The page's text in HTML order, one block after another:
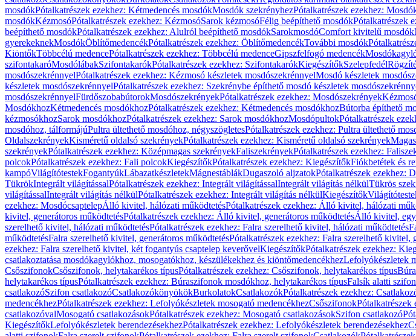
mosdókPótalkatrészek ezekhez: Kétmedencés mosdókMosdók szekrényhezPótalkatrészek ezekhez:
mosdókKézmosóPótalkatrészek ezekhez: KézmosóSarok kézmosóFélig beépíthető mosdókPótalkatrészek
beépíthető mosdókPótalkatrészek ezekhez: Alulról beépíthető mosdókSarokmosdóComfort kivitelű mosdók
gyerekeknekMosdókÖblítőmedencékPótalkatrészek ezekhez: ÖblítőmedencékTovábbi mosdók
KiöntőkTöbbcélú medencePótalkatrészek ezekhez: Többcélú medenceGipszfelfogó medencék
szifontakaróMosdólábakSzifontakarókPótalkatrészek ezekhez: SzifontakarókKiegészítőkSzelepfedél
mosdószekrénnyelPótalkatrészek ezekhez: Kézmosó készletek mosdószekrénnyelMosdó készletek
készletek mosdószekrénnyelPótalkatrészek ezekhez: Szekrénybe építhető mosdó készletek
mosdószekrénnyelFürdőszobabútorokMosdószekrényekPótalkatrészek ezekhez: Mosdószekrények
MosdókhozKétmedencés mosdókhozPótalkatrészek ezekhez: Kétmedencés mosdókhozBútorba építhető
kézmosókhozSarok mosdókhozPótalkatrészek ezekhez: Sarok mosdókhozMosdópultokPótalkatrészek
mosdóhoz, tálformájúPultra ültethető mosdóhoz, négyszögletesPótalkatrészek ezekhez: Pultra ültethető
OldalszekrényekKisméretű oldalsó szekrényekPótalkatrészek ezekhez: Kisméretű oldalsó szekrények
szekrényekPótalkatrészek ezekhez: Középmagas szekrényekFaliszekrényekPótalkatrészek ezekhez:
polcokPótalkatrészek ezekhez: Fali polcokKiegészítőkPótalkatrészek ezekhez: KiegészítőkFiókbetétek és
kampóVilágítótestekFogantyúkLábazatkészletekMágnestáblákDugaszoló aljzatokPótalkatrészek ezekhez:
TükrökIntegrált világítássalPótalkatrészek ezekhez: Integrált világítássalIntegrált világítás nélkülTükrös
világítássalIntegrált világítás nélkülPótalkatrészek ezekhez: Integrált világítás nélkülKiegészítők
ezekhez: MosdócsaptelepÁlló kivitel, hálózati működtetésPótalkatrészek ezekhez: Álló kivitel, hálózati
kivitel, generátoros működtetésPótalkatrészek ezekhez: Álló kivitel, generátoros működtetésÁlló kivitel,
szerelhető kivitel, hálózati működtetésPótalkatrészek ezekhez: Falra szerelhető kivitel, hálózati működtetés
működtetésFalra szerelhető kivitel, generátoros működtetésPótalkatrészek ezekhez: Falra szerelhető kivitel,
ezekhez: Falra szerelhető kivitel, két fogantyús csaptelep keverővelKiegészítőkPótalkatrészek ezekhez:
csatlakoztatása mosdókagylókhoz, mosogatókhoz, készülékekhez és kiöntőmedencékhezLefolyókészletek
CsőszifonokCsőszifonok, helytakarékos típusPótalkatrészek ezekhez: Csőszifonok, helytakarékos típus
helytakarékos típusPótalkatrészek ezekhez: Búraszifonok mosdókhoz, helytakarékos típusFalsík alatti
csatlakozóSzifon csatlakozóCsatlakozókönyökökBurkolatokCsatlakozókPótalkatrészek ezekhez:
medencékhezPótalkatrészek ezekhez: Lefolyókészletek mosogató medencékhezCsőszifonokPótalkatrészek
csatlakozóvalMosogató csatlakozásokPótalkatrészek ezekhez: Mosogató csatlakozásokSzifon csatlakozó
KiegészítőkLefolyókészletek berendezésekhezPótalkatrészek ezekhez: Lefolyókészletek berendezésekhez